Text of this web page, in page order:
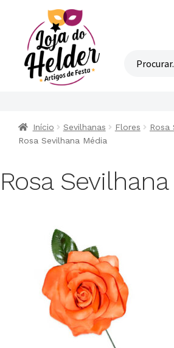
Início Sevilhanas Flores
Rosa
Rosa Sevilhana Média
Rosa